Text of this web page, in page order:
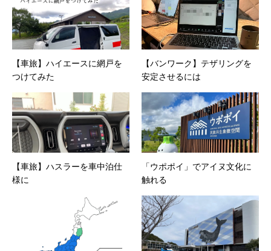
【車旅】ハイエースに網戸を
つけてみた
【バンワーク】テザリングを
安定させるには
【車旅】ハスラーを車中泊仕
様に
「ウポポイ」でアイヌ文化に
触れる